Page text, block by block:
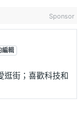
Sponsor
編輯
逛街；喜歡科技和